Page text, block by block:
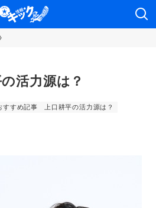
活力源は？
すすめ記事 上口耕平の活力源は？